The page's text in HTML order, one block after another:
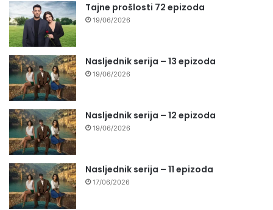
Tajne prošlosti 72 epizoda
19/06/2026
Nasljednik serija – 13 epizoda
19/06/2026
Nasljednik serija – 12 epizoda
19/06/2026
Nasljednik serija – 11 epizoda
17/06/2026